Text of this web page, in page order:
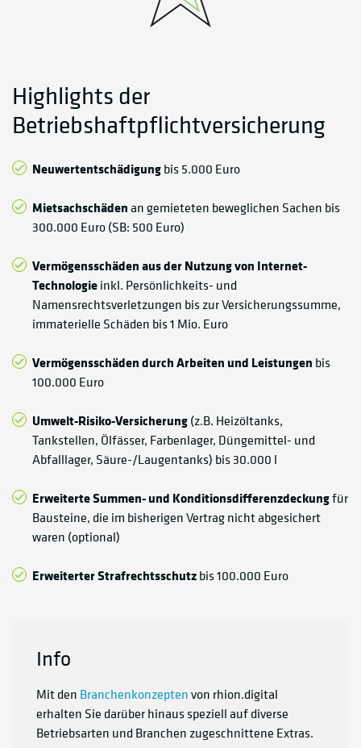
Highlights der
Betriebshaftpflichtversicherung
Neuwertentschädigungbis 5.000 Euro
Mietsachschäden an gemieteten beweglichen Sachen bis
300.000 Euro (SB: 500 Euro)
Vermögensschäden aus der Nutzung von Internet-
Technologieinkl. Persönlichkeits- und
Namensrechtsverletzungen bis zur Versicherungssumme,
immaterielle Schäden bis 1 Mio. Euro
Vermögensschäden durch Arbeiten und Leistungen bis
100.000 Euro
Umwelt-Risiko-Versicherung(z.B. Heizöltanks,
Tankstellen, Ölfässer, Farbenlager, Düngemittel- und
Abfalllager, Säure-/Laugentanks) bis 30.000 l
Erweiterte Summen- und Konditionsdifferenzdeckungfür
Bausteine, die im bisherigen Vertrag nicht abgesichert
waren (optional)
Erweiterter Strafrechtsschutzbis 100.000 Euro
Info
Mit den Branchenkonzeptenvon rhion.digital
erhalten Sie darüber hinaus speziell auf diverse
Betriebsarten und Branchen zugeschnittene Extras.